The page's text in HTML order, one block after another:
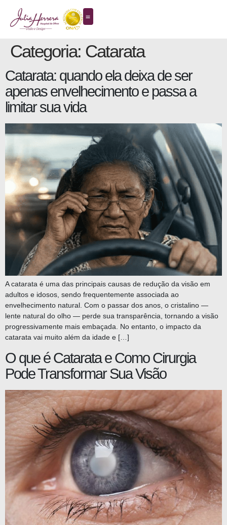
Categoria: Catarata
Catarata: quando ela deixa de ser
apenas envelhecimento e passa a
limitar sua vida
A catarata é uma das principais causas de redução da visão em
adultos e idosos, sendo frequentemente associada ao
envelhecimento natural. Com o passar dos anos, o cristalino —
lente natural do olho — perde sua transparência, tornando a visão
progressivamente mais embaçada. No entanto, o impacto da
catarata vai muito além da idade e […]
O que é Catarata e Como Cirurgia
Pode Transformar Sua Visão